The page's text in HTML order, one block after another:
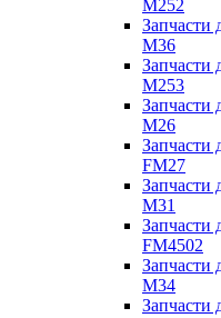
M252
Запчасти
M36
Запчасти
M253
Запчасти
M26
Запчасти
FM27
Запчасти
M31
Запчасти
FM4502
Запчасти
M34
Запчасти